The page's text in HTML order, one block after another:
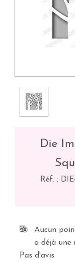
Die
Réf. :
Aucun
a déjà une
Pas d'avis